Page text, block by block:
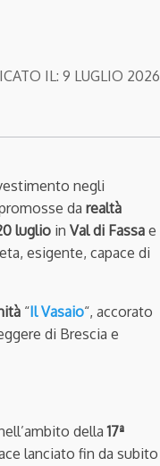
IL: 9 LUGLIO 2026
negli
da realtà
luglio in Val di Fassa e
esigente, capace di
“Il Vasaio“, accorato
di Brescia e
della17ª
lanciato fin da subito